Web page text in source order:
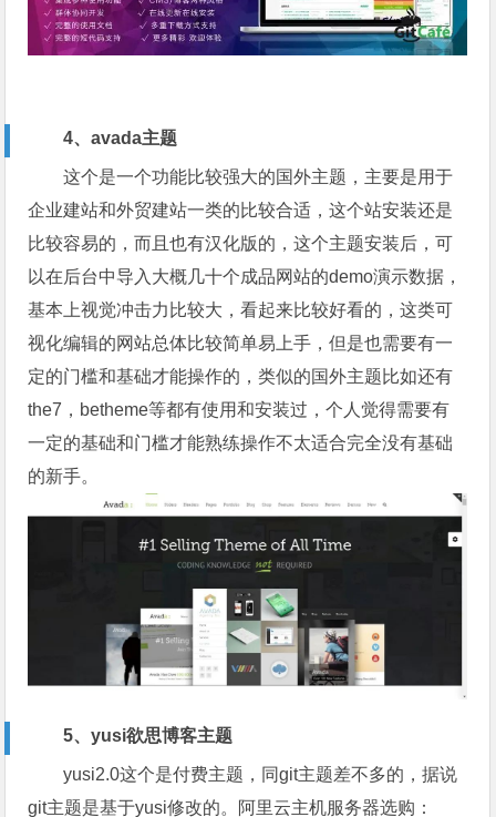
4、avada主题
这个是一个功能比较强大的国外主题，主要是用于
企业建站和外贸建站一类的比较合适，这个站安装还是
比较容易的，而且也有汉化版的，这个主题安装后，可
以在后台中导入大概几十个成品网站的demo演示数据，
基本上视觉冲击力比较大，看起来比较好看的，这类可
视化编辑的网站总体比较简单易上手，但是也需要有一
定的门槛和基础才能操作的，类似的国外主题比如还有
the7，betheme等都有使用和安装过，个人觉得需要有
一定的基础和门槛才能熟练操作不太适合完全没有基础
的新手。
5、yusi欲思博客主题
yusi2.0这个是付费主题，同git主题差不多的，据说
git主题是基于yusi修改的。阿里云主机服务器选购：